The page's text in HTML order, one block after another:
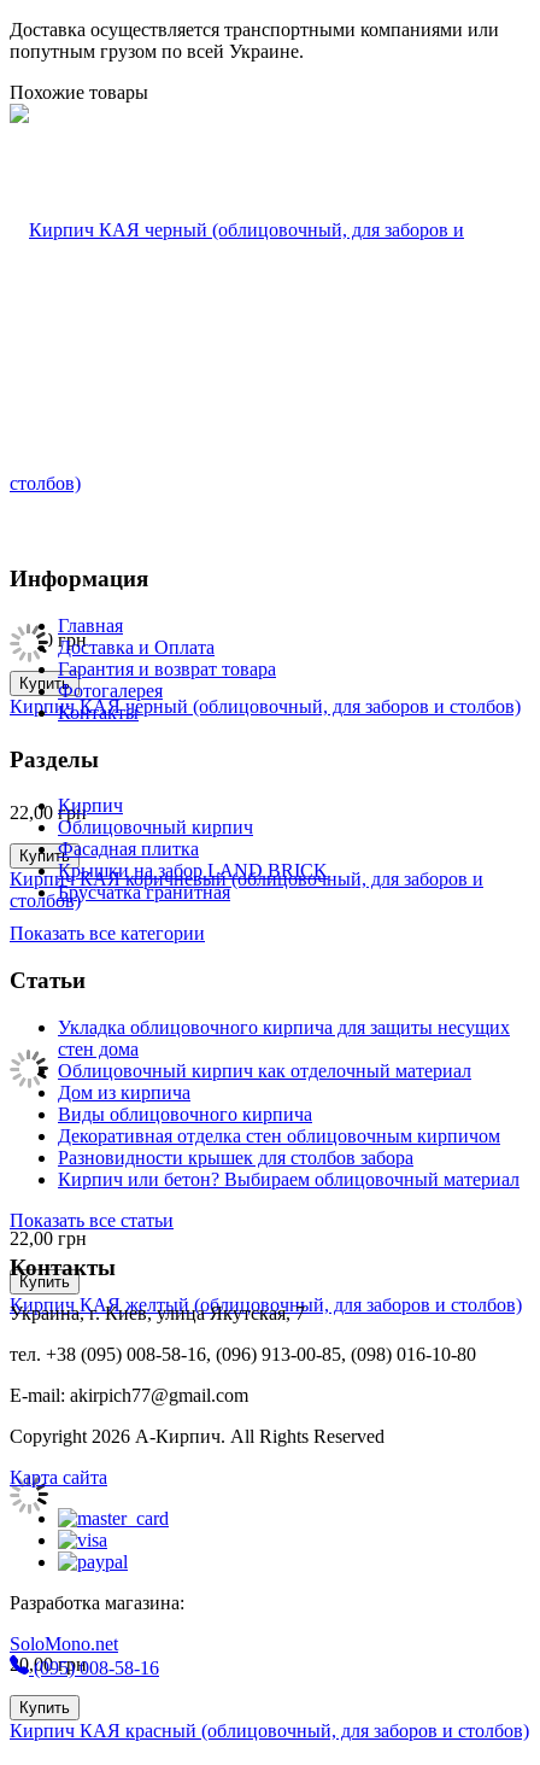
Доставка осуществляется транспортными компаниями или
попутным грузом по всей Украине.
Похожие товары
23,00 грн
Купить
Кирпич КАЯ черный (облицовочный, для заборов и столбов)
22,00 грн
Купить
Кирпич КАЯ коричневый (облицовочный, для заборов и
столбов)
22,00 грн
Купить
Кирпич КАЯ желтый (облицовочный, для заборов и столбов)
20,00грн
Купить
Кирпич КАЯ красный (облицовочный, для заборов и столбов)
Информация
Главная
Доставка и Оплата
Гарантия и возврат товара
Фотогалерея
Контакты
Разделы
Кирпич
Облицовочный кирпич
Фасадная плитка
Крышки на забор LAND BRICK
Брусчатка гранитная
Показать все категории
Статьи
Укладка облицовочного кирпича для защиты несущих
стен дома
Облицовочный кирпич как отделочный материал
Дом из кирпича
Виды облицовочного кирпича
Декоративная отделка стен облицовочным кирпичом
Разновидности крышек для столбов забора
Кирпич или бетон? Выбираем облицовочный материал
Показать все статьи
Контакты
Украина, г. Киев, улица Якутская, 7
тел. +38 (095) 008-58-16, (096) 913-00-85, (098) 016-10-80
E-mail: akirpich77@gmail.com
Copyright 2026 А-Кирпич. All Rights Reserved
Карта сайта
Разработка магазина:
SoloMono.net
(095) 008-58-16